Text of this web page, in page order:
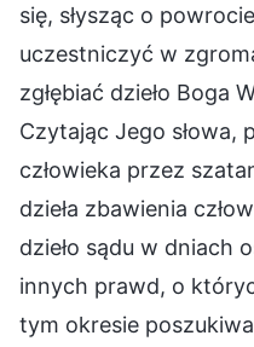
się, słysząc o
uczestniczyć w
zgłębiać dzieło Boga
Czytając Jego słowa,
człowieka przez
dzieła zbawienia
dzieło sądu w dniach
innych prawd, o
tym okresie